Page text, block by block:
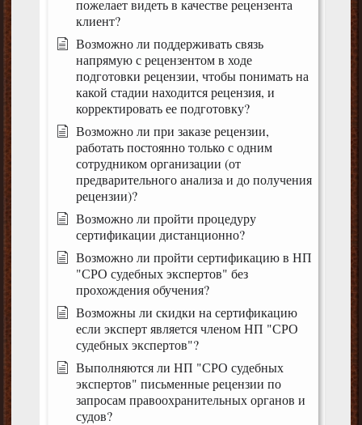
пожелает видеть в качестве рецензента
клиент?
Возможно ли поддерживать связь
напрямую с рецензентом в ходе
подготовки рецензии, чтобы понимать на
какой стадии находится рецензия, и
корректировать ее подготовку?
Возможно ли при заказе рецензии,
работать постоянно только с одним
сотрудником организации (от
предварительного анализа и до получения
рецензии)?
Возможно ли пройти процедуру
сертификации дистанционно?
Возможно ли пройти сертификацию в НП
"СРО судебных экспертов" без
прохождения обучения?
Возможны ли скидки на сертификацию
если эксперт является членом НП "СРО
судебных экспертов"?
Выполняются ли НП "СРО судебных
экспертов" письменные рецензии по
запросам правоохранительных органов и
судов?